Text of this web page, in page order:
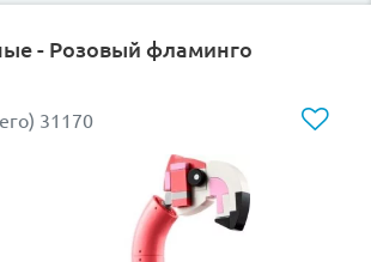
- Розовый фламинго
31170